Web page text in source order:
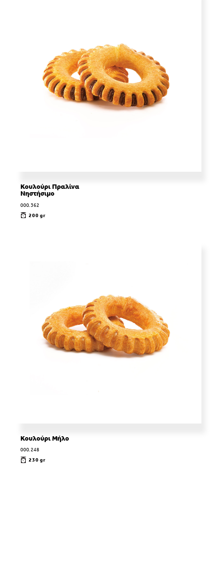
Κουλούρι Πραλίνα
Νηστήσιμο
000.362
200 gr
Κουλούρι Μήλο
000.248
230 gr